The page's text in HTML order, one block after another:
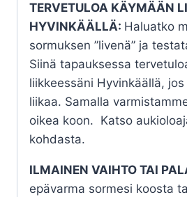
TERVETULOA KÄYMÄÄN
HYVINKÄÄLLÄ: Haluatko
sormuksen ”livenä” ja
Siinä tapauksessa
liikkeessäni Hyvinkäällä,
liikaa. Samalla
oikea koon. Katso
kohdasta.
ILMAINEN VAIHTO TAI
epävarma sormesi koosta